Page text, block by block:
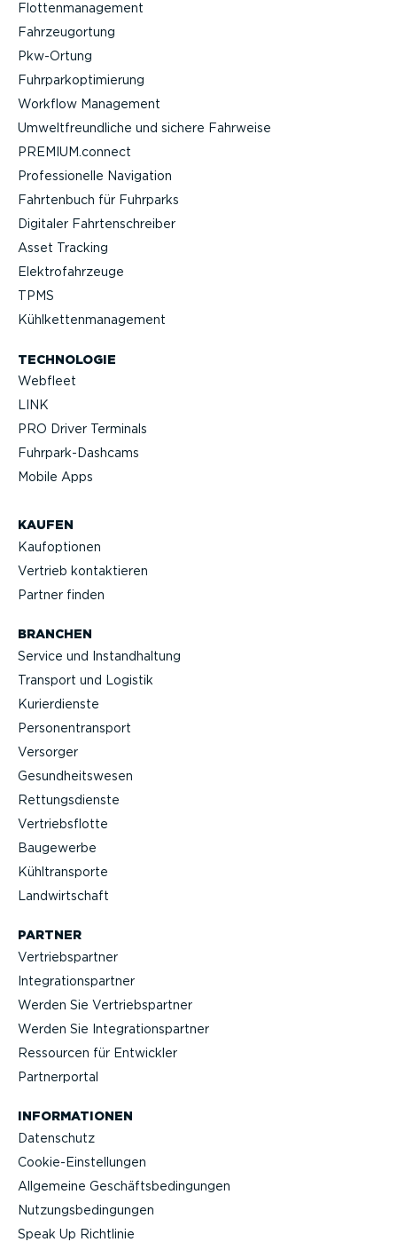
Flotten­ma­nagement
Fahrzeu­g­ortung
Pkw-Ortung
Fuhrpar­k­op­ti­mierung
Workflow Management
Umwelt­freund­liche und sichere Fahrweise
PREMIUM.connect
Profes­sio­nelle Navigation
Fahrtenbuch für Fuhrparks
Digitaler Fahrten­schreiber
Asset Tracking
Elektro­fahr­zeuge
TPMS
Kühlket­ten­ma­nagement
TECHNOLOGIE
Webfleet
LINK
PRO Driver Terminals
Fuhrpar­k-Da­shcams
Mobile Apps
KAUFEN
Kaufop­tionen
Vertrieb kontak­tieren
Partner finden
BRANCHEN
Service und Instand­haltung
Transport und Logistik
Kurier­dienste
Perso­nen­transport
Versorger
Gesund­heits­wesen
Rettungs­dienste
Vertriebs­flotte
Baugewerbe
Kühltrans­porte
Landwirt­schaft
PARTNER
Vertriebs­partner
Integra­ti­ons­partner
Werden Sie Vertriebs­partner
Werden Sie Integra­ti­ons­partner
Ressourcen für Entwickler
Partner­portal
INFOR­MA­TIONEN
Datenschutz
Cookie-Ein­stel­lungen
Allgemeine Geschäfts­be­din­gungen
Nutzungs­be­din­gungen
Speak Up Richtlinie